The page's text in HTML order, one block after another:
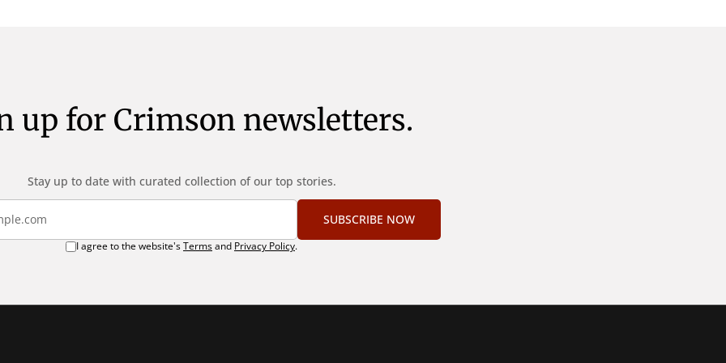
up for Crimson newsletters.
Stay up to date with curated collection of our top stories.
SUBSCRIBE NOW
I agree to the website'sTermsand Privacy Policy.